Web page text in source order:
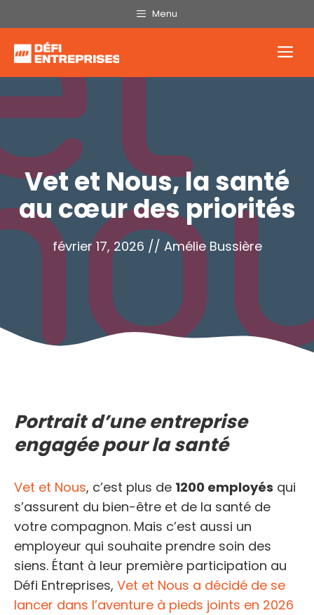
au
contenu
Menu
Vet et Nous, la santé
au cœur des priorités
février 17, 2026 // Amélie Bussière
Portrait d’une entreprise
engagée pour la santé
Vet et Nous, c’est plus de 1200 employés qui
s’assurent du bien-être et de la santé de
votre compagnon. Mais c’est aussi un
employeur qui souhaite prendre soin des
siens. Étant à leur première participation au
Défi Entreprises, Vet et Nous a décidé de se
lancer dans l’aventure à pieds joints en 2026